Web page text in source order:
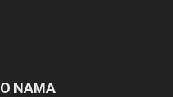
O NAMA